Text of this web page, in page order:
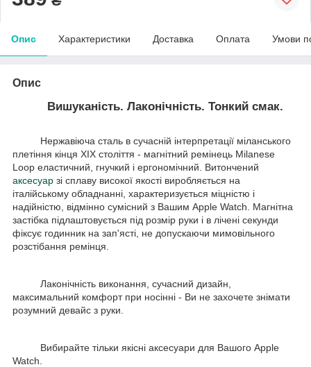
Опис Характеристики Доставка Оплата Умови
Опис
Вишуканість. Лаконічність. Тонкий смак.
Нержавіюча сталь в сучасній інтерпретації міланського
плетіння кінця XIX століття - магнітний ремінець Milanese
Loop еластичний, гнучкий і ергономічний. Витончений
аксесуар зі сплаву високої якості виробляється на
італійському обладнанні, характеризується міцністю і
надійністю, відмінно сумісний з Вашим Apple Watch. Магнітна
застібка підлаштовується під розмір руки і в лічені секунди
фіксує годинник на зап'ясті, не допускаючи мимовільного
розстібання ремінця.
Лаконічність виконання, сучасний дизайн,
максимальний комфорт при носінні - Ви не захочете знімати
розумний девайс з руки.
Вибирайте тільки якісні аксесуари для Вашого Apple
Watch.